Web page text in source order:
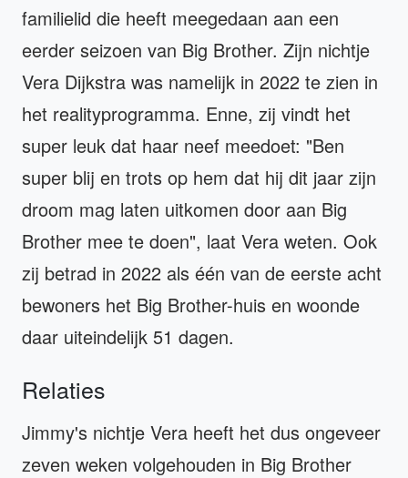
familielid die heeft meegedaan aan een
eerder seizoen van Big Brother. Zijn nichtje
Vera Dijkstra was namelijk in 2022 te zien in
het realityprogramma. Enne, zij vindt het
super leuk dat haar neef meedoet: "Ben
super blij en trots op hem dat hij dit jaar zijn
droom mag laten uitkomen door aan Big
Brother mee te doen", laat Vera weten. Ook
zij betrad in 2022 als één van de eerste acht
bewoners het Big Brother-huis en woonde
daar uiteindelijk 51 dagen.
Relaties
Jimmy's nichtje Vera heeft het dus ongeveer
zeven weken volgehouden in Big Brother